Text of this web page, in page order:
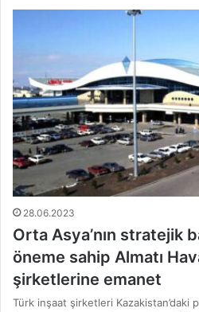
28.06.2023
Orta Asya’nın stratejik
öneme sahip Almatı
şirketlerine emanet
Türk inşaat şirketleri Kazakistan’daki